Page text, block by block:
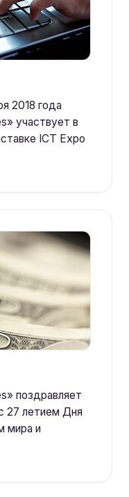
2018 года
участвует в
ICT Expo
поздравляет
27 летием Дня
мира и